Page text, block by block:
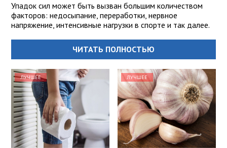
Упадок сил может быть вызван большим количеством
факторов: недосыпание, переработки, нервное
напряжение, интенсивные нагрузки в спорте и так далее.
ЧИТАТЬ ПОЛНОСТЬЮ
ЛУЧШЕЕ ЛУЧШЕЕ